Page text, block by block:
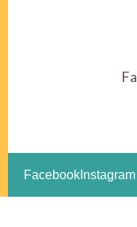
Facebook Instagram